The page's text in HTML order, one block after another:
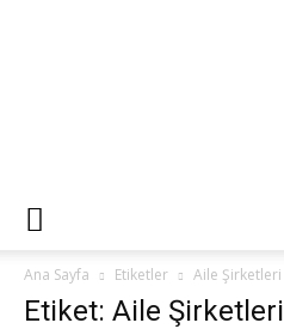
Ana Sayfa Etiketler Aile Şirketleri
Etiket: Aile Şirketleri